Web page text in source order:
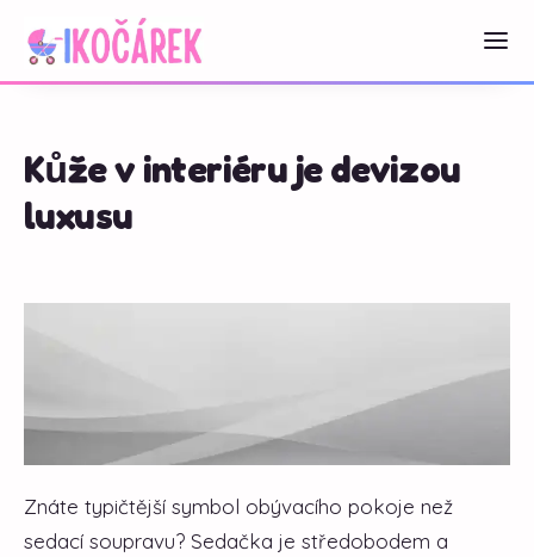
Kůže v interiéru je devizou
luxusu
Znáte typičtější symbol obývacího pokoje než
sedací soupravu? Sedačka je středobodem a